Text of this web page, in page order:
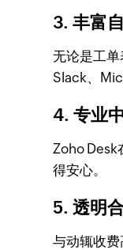
3. 丰富
无论是工
Slack、
4. 专业
Zoho Desk
得安心。
5. 透明
与动辄收